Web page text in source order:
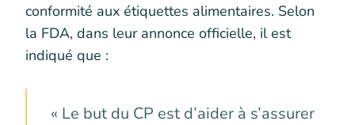
conformité aux étiquettes alimentaires. Selon
la FDA, dans leur annonce officielle, il est
indiqué que :
« Le but du CP est d’aider à s’assurer